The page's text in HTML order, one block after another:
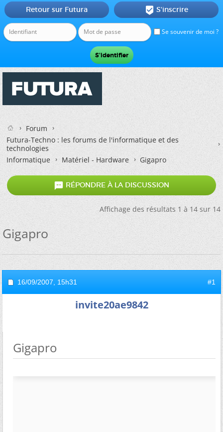
Se souvenir de moi ?
Retour sur Futura  S'inscrire
Forum
Futura-Techno : les forums de l'informatique et des
technologies
Informatique
Matériel - Hardware Gigapro
 RÉPONDRE À LA DISCUSSION
Affichage des résultats 1 à 14 sur 14
Gigapro
16/09/2007, 15h31 #1
invite20ae9842
Gigapro